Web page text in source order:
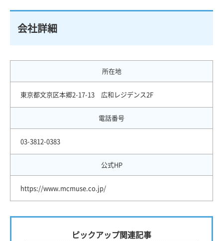
会社詳細
所在地
東京都文京区本郷2-17-13 広和レジデンス2F
電話番号
03-3812-0383
公式HP
https://www.mcmuse.co.jp/
ピックアップ関連記事